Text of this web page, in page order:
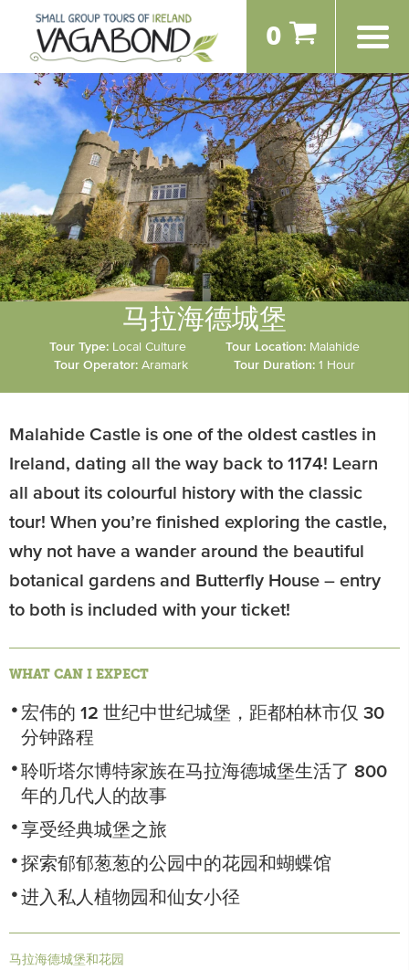
0
马拉海德城堡
Tour Type: Local Culture Tour Location: Malahide
Tour Operator:Aramark Tour Duration: 1 Hour
Malahide Castle is one of the oldest castles in
Ireland, dating all the way back to 1174! Learn
all about its colourful history with the classic
tour! When you’re finished exploring the castle,
why not have a wander around the beautiful
botanical gardens and Butterfly House – entry
to both is included with your ticket!
WHAT CAN I EXPECT
宏伟的 12 世纪中世纪城堡，距都柏林市仅 30
分钟路程
聆听塔尔博特家族在马拉海德城堡生活了 800
年的几代人的故事
享受经典城堡之旅
探索郁郁葱葱的公园中的花园和蝴蝶馆
进入私人植物园和仙女小径
马拉海德城堡和花园